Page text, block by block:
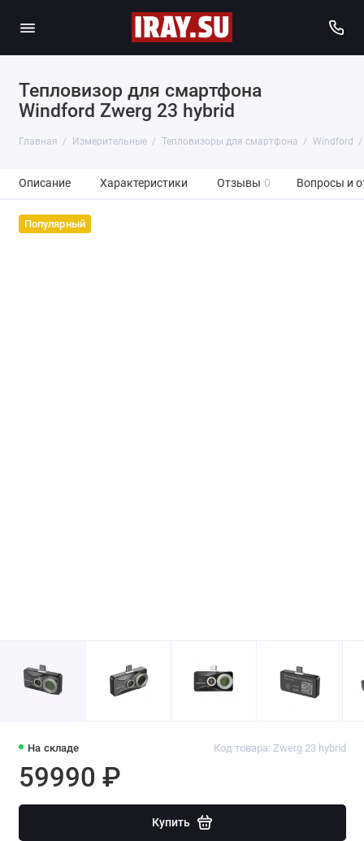
Тепловизор для смартфона
Windford Zwerg 23 hybrid
Главная Измерительные Тепловизоры для смартфона Windford
Описание Характеристики Отзывы 0 Вопросы и
Популярный
На складе Код товара: Zwerg 23 hybrid
59990 ₽
Купить